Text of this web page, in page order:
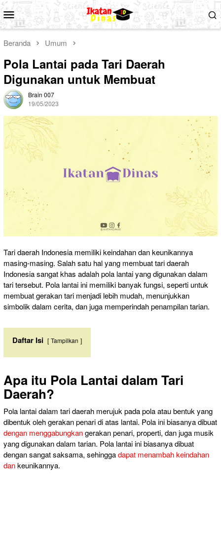
Loncat
ke
konten
Menu
Mobile
Beranda Umum
Pola Lantai pada Tari Daerah
Digunakan untuk Membuat
Brain 007
19/05/2023
Tari daerah Indonesia memiliki keindahan dan keunikannya
masing-masing. Salah satu hal yang membuat tari daerah
Indonesia sangat khas adalah pola lantai yang digunakan dalam
tari tersebut. Pola lantai ini memiliki banyak fungsi, seperti untuk
membuat gerakan tari menjadi lebih mudah, menunjukkan
simbolik dalam cerita, dan juga memperindah penampilan tarian.
Daftar Isi Tampilkan
Apa itu Pola Lantai dalam Tari
Daerah?
Pola lantai dalam tari daerah merujuk pada pola atau bentuk yang
dibentuk oleh gerakan penari di atas lantai. Pola ini biasanya dibuat
dengan menggabungkangerakan penari, properti, dan juga musik
yang digunakan dalam tarian. Pola lantai ini biasanya dibuat
dengan sangat saksama, sehinggadapat menambah keindahan
dankeunikannya.